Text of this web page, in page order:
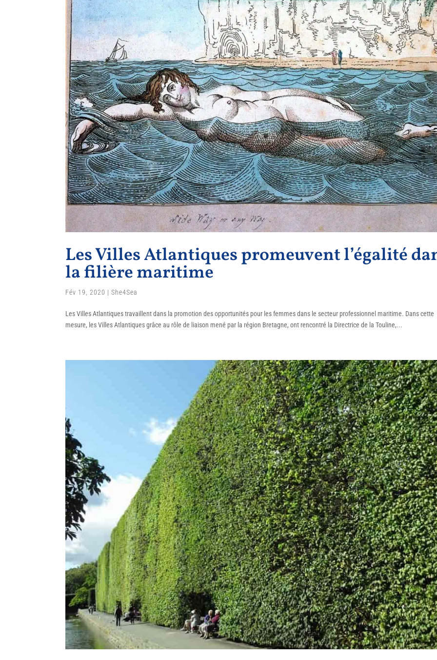
Les Villes Atlantiques promeuvent l’égalité
la filière maritime
Fév 19, 2020 |She4Sea
Les Villes Atlantiques travaillent dans la promotion des opportunités pour les femmes dans le secteur professionnel maritime. Dans cette
mesure, les Villes Atlantiques grâce au rôle de liaison mené par la région Bretagne, ont rencontré la Directrice de la Touline,...